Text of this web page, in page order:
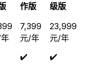
作版
级版
7,399
元/年
23,999
元/年
✔️ ✔️